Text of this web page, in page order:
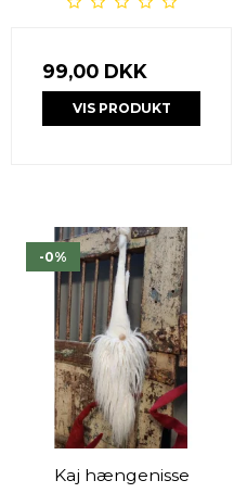
99,00 DKK
VIS PRODUKT
-0%
Kaj hængenisse